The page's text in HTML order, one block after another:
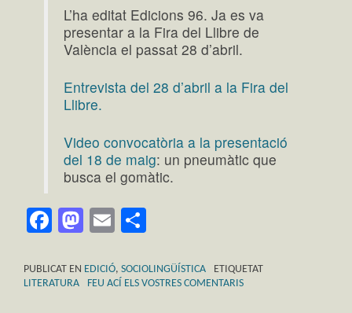
L’ha editat Edicions 96. Ja es va
presentar a la Fira del Llibre de
València el passat 28 d’abril.
Entrevista del 28 d’abril a la Fira del
Llibre.
Video convocatòria a la presentació
del 18 de maig: un pneumàtic que
busca el gomàtic.
Facebook
Mastodon
Email
PUBLICAT EN EDICIÓ, SOCIOLINGÜÍSTICA
ETIQUETAT
LITERATURA
FEU ACÍ ELS VOSTRES COMENTARIS